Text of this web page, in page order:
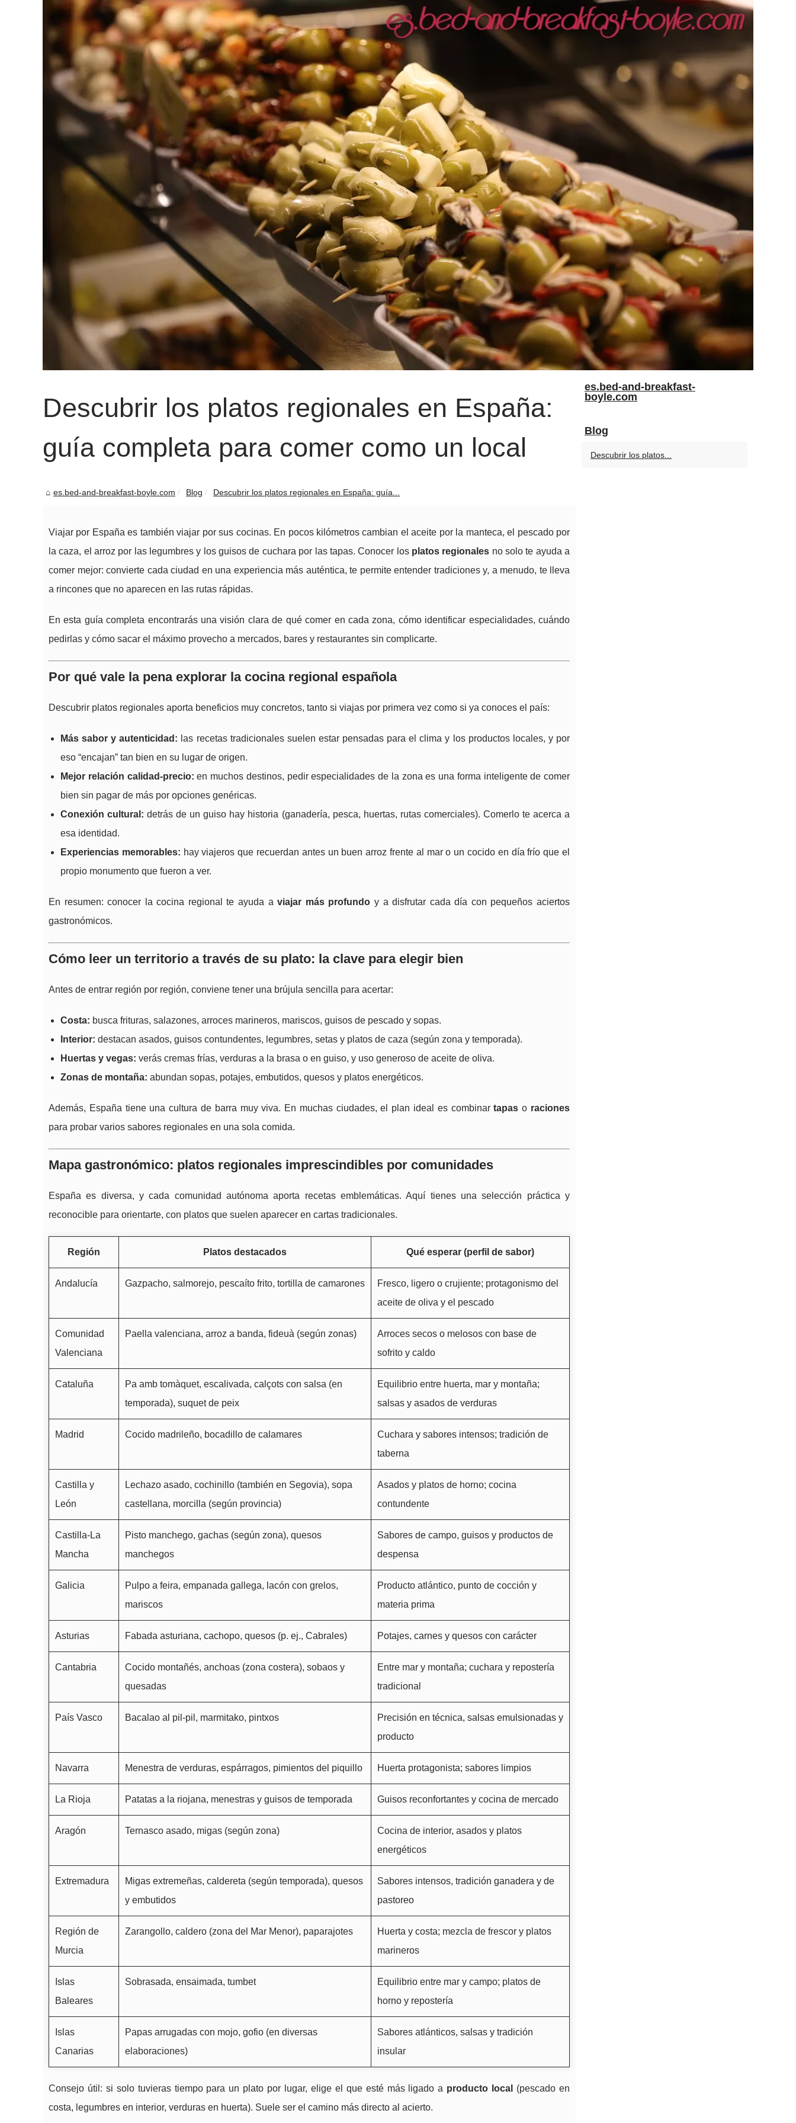
Descubrir los platos regionales en España:
guía completa para comer como un local
es.bed-and-breakfast-boyle.com Blog Descubrir los platos regionales en España: guía...
Viajar por España es también viajar por sus cocinas. En pocos kilómetros cambian el aceite por la manteca, el pescado por
la caza, el arroz por las legumbres y los guisos de cuchara por las tapas. Conocer los platos regionales no solo te ayuda a
comer mejor: convierte cada ciudad en una experiencia más auténtica, te permite entender tradiciones y, a menudo, te lleva
a rincones que no aparecen en las rutas rápidas.
En esta guía completa encontrarás una visión clara de qué comer en cada zona, cómo identificar especialidades, cuándo
pedirlas y cómo sacar el máximo provecho a mercados, bares y restaurantes sin complicarte.
Por qué vale la pena explorar la cocina regional española
Descubrir platos regionales aporta beneficios muy concretos, tanto si viajas por primera vez como si ya conoces el país:
Más sabor y autenticidad: las recetas tradicionales suelen estar pensadas para el clima y los productos locales, y por
eso “encajan” tan bien en su lugar de origen.
Mejor relación calidad-precio: en muchos destinos, pedir especialidades de la zona es una forma inteligente de comer
bien sin pagar de más por opciones genéricas.
Conexión cultural: detrás de un guiso hay historia (ganadería, pesca, huertas, rutas comerciales). Comerlo te acerca a
esa identidad.
Experiencias memorables: hay viajeros que recuerdan antes un buen arroz frente al mar o un cocido en día frío que el
propio monumento que fueron a ver.
En resumen: conocer la cocina regional te ayuda aviajar más profundo y a disfrutar cada día con pequeños aciertos
gastronómicos.
Cómo leer un territorio a través de su plato: la clave para elegir bien
Antes de entrar región por región, conviene tener una brújula sencilla para acertar:
Costa: busca frituras, salazones, arroces marineros, mariscos, guisos de pescado y sopas.
Interior: destacan asados, guisos contundentes, legumbres, setas y platos de caza (según zona y temporada).
Huertas y vegas: verás cremas frías, verduras a la brasa o en guiso, y uso generoso de aceite de oliva.
Zonas de montaña: abundan sopas, potajes, embutidos, quesos y platos energéticos.
Además, España tiene una cultura de barra muy viva. En muchas ciudades, el plan ideal es combinartapas o raciones
para probar varios sabores regionales en una sola comida.
Mapa gastronómico: platos regionales imprescindibles por comunidades
España es diversa, y cada comunidad autónoma aporta recetas emblemáticas. Aquí tienes una selección práctica y
reconocible para orientarte, con platos que suelen aparecer en cartas tradicionales.
Región Platos destacados Qué esperar (perfil de sabor)
Andalucía Gazpacho, salmorejo, pescaíto frito, tortilla de camarones
Fresco, ligero o crujiente; protagonismo del
aceite de oliva y el pescado
Comunidad
Valenciana
Paella valenciana, arroz a banda, fideuà (según zonas)
Arroces secos o melosos con base de
sofrito y caldo
Cataluña
Pa amb tomàquet, escalivada, calçots con salsa (en
temporada), suquet de peix
Equilibrio entre huerta, mar y montaña;
salsas y asados de verduras
Madrid Cocido madrileño, bocadillo de calamares
Cuchara y sabores intensos; tradición de
taberna
Castilla y
León
Lechazo asado, cochinillo (también en Segovia), sopa
castellana, morcilla (según provincia)
Asados y platos de horno; cocina
contundente
Castilla-La
Mancha
Pisto manchego, gachas (según zona), quesos
manchegos
Sabores de campo, guisos y productos de
despensa
Galicia
Pulpo a feira, empanada gallega, lacón con grelos,
mariscos
Producto atlántico, punto de cocción y
materia prima
Asturias Fabada asturiana, cachopo, quesos (p. ej., Cabrales) Potajes, carnes y quesos con carácter
Cantabria
Cocido montañés, anchoas (zona costera), sobaos y
quesadas
Entre mar y montaña; cuchara y repostería
tradicional
País Vasco Bacalao al pil-pil, marmitako, pintxos
Precisión en técnica, salsas emulsionadas y
producto
Navarra Menestra de verduras, espárragos, pimientos del piquillo Huerta protagonista; sabores limpios
La Rioja Patatas a la riojana, menestras y guisos de temporada Guisos reconfortantes y cocina de mercado
Aragón Ternasco asado, migas (según zona)
Cocina de interior, asados y platos
energéticos
Extremadura
Migas extremeñas, caldereta (según temporada), quesos
y embutidos
Sabores intensos, tradición ganadera y de
pastoreo
Región de
Murcia
Zarangollo, caldero (zona del Mar Menor), paparajotes
Huerta y costa; mezcla de frescor y platos
marineros
Islas
Baleares
Sobrasada, ensaimada, tumbet
Equilibrio entre mar y campo; platos de
horno y repostería
Islas
Canarias
Papas arrugadas con mojo, gofio (en diversas
elaboraciones)
Sabores atlánticos, salsas y tradición
insular
Consejo útil: si solo tuvieras tiempo para un plato por lugar, elige el que esté más ligado a producto local
(pescado en
costa, legumbres en interior, verduras en huerta). Suele ser el camino más directo al acierto.
es.bed-and-breakfast-
boyle.com
Blog
Descubrir los platos...